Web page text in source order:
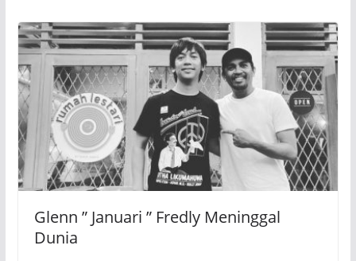
Glenn ” Januari ” Fredly Meninggal
Dunia